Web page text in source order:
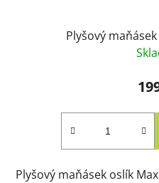
Plyšový
Plyšový maňásek oslík